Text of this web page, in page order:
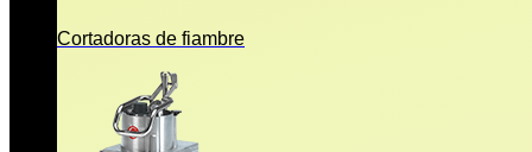
Cortadoras de fiambre